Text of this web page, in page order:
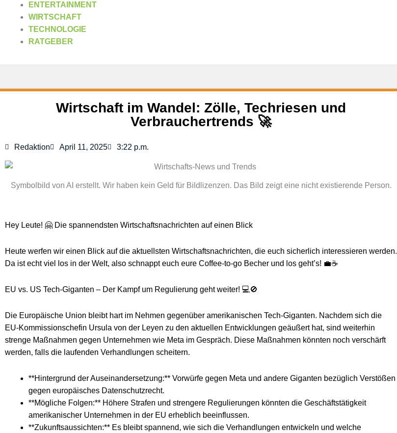
ENTERTAINMENT
WIRTSCHAFT
TECHNOLOGIE
RATGEBER
Wirtschaft im Wandel: Zölle, Techriesen und
Verbrauchertrends 🚀
Redaktion April 11, 2025 3:22 p.m.
Symbolbild von AI erstellt. Wir haben kein Geld für Bildlizenzen. Das Bild zeigt eine nicht existierende Person.
Hey Leute! 🤗 Die spannendsten Wirtschaftsnachrichten auf einen Blick
Heute werfen wir einen Blick auf die aktuellsten Wirtschaftsnachrichten, die euch sicherlich interessieren werden.
Da ist echt viel los in der Welt, also schnappt euch eure Coffee-to-go Becher und los geht’s! 💼☕
EU vs. US Tech-Giganten – Der Kampf um Regulierung geht weiter! 💻🚫
Die Europäische Union bleibt hart im Nehmen gegenüber amerikanischen Tech-Giganten. Nachdem sich die
EU-Kommissionschefin Ursula von der Leyen zu den aktuellen Entwicklungen geäußert hat, sind weiterhin
strenge Maßnahmen gegen Unternehmen wie Meta im Gespräch. Diese Maßnahmen könnten noch verschärft
werden, falls die laufenden Verhandlungen scheitern.
**Hintergrund der Auseinandersetzung:** Vorwürfe gegen Meta und andere Giganten bezüglich Verstößen
gegen europäisches Datenschutzrecht.
**Mögliche Folgen:** Höhere Strafen und strengere Regulierungen könnten die Geschäftstätigkeit
amerikanischer Unternehmen in der EU erheblich beeinflussen.
**Zukunftsaussichten:** Es bleibt spannend, wie sich die Verhandlungen entwickeln und welche